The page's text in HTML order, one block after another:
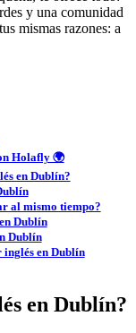
y una comunidad
mismas razones: a
Holafly 🌍
en Dublín?
al mismo tiempo?
Dublín
Dublín
inglés en Dublín
en Dublín?